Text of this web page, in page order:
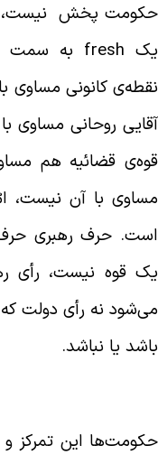
پخش نیست،
freshبه سمت یک
کانونی مساوی
روحانی مساوی
قضائیه هم
با آن نیست،
حرف رهبری حرف
قوه نیست، رأی
نه رأی دولت که
یا نباشد.
این تمرکز و